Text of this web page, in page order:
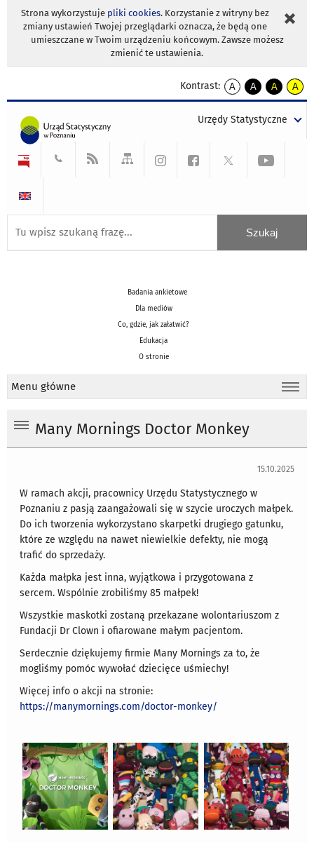
Strona wykorzystuje pliki cookies. Korzystanie z witryny bez
zmiany ustawień Twojej przeglądarki oznacza, że będą one
umieszczane w Twoim urządzeniu końcowym. Zawsze możesz
zmienić te ustawienia.
Kontrast:
A
kontrast
A
kontrast
tekst
czarnym
A
kontrast
tekst
czarnym
A
tekst
żółtym
Urzędy Statystyczne
Badania ankietowe
Dla mediów
Co, gdzie, jak załatwić?
Edukacja
O stronie
Menu główne
Many Mornings Doctor Monkey
15.10.2025
W ramach akcji, pracownicy Urzędu Statystycznego w
Poznaniu z pasją zaangażowali się w szycie uroczych małpek.
Do ich tworzenia wykorzystano skarpetki drugiego gatunku,
które ze względu na nawet niewielkie defekty, nie mogą
trafić do sprzedaży.
Każda małpka jest inna, wyjątkowa i przygotowana z
sercem. Wspólnie zrobiliśmy 85 małpek!
Wszystkie maskotki zostaną przekazane wolontariuszom z
Fundacji Dr Clown i ofiarowane małym pacjentom.
Serdecznie dziękujemy firmie Many Mornings za to, że
mogliśmy pomóc wywołać dziecięce uśmiechy!
Więcej info o akcji na stronie:
https://manymornings.com/doctor-monkey/